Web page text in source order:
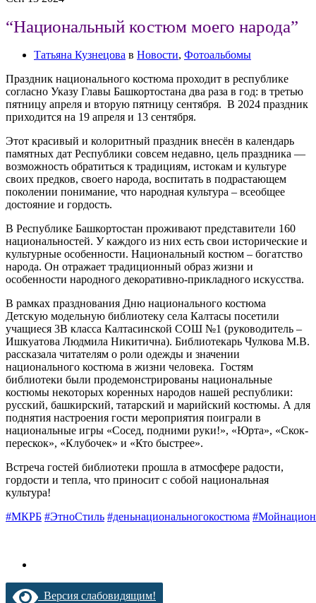
“Национальный костюм моего народа”
Татьяна Кузнецова в Новости, Фотоальбомы
Праздник национального костюма проходит в республике
согласно Указу Главы Башкортостана два раза в год: в третью
пятницу апреля и вторую пятницу сентября. В 2024 праздник
приходится на 19 апреля и 13 сентября.
Этот красивый и колоритный праздник внесён в календарь
памятных дат Республики совсем недавно, цель праздника —
возможность обратиться к традициям, истокам и культуре
своих предков, своего народа, воспитать в подрастающем
поколении понимание, что народная культура – всеобщее
достояние и гордость.
В Республике Башкортостан проживают представители 160
национальностей. У каждого из них есть свои исторические и
культурные особенности. Национальный костюм – богатство
народа. Он отражает традиционный образ жизни и
особенности народного декоративно-прикладного искусства.
В рамках празднования Дню национального костюма
Детскую модельную библиотеку села Калтасы посетили
учащиеся 3В класса Калтасинской СОШ №1 (руководитель –
Ишкуатова Людмила Никитична). Библиотекарь Чулкова М.В.
рассказала читателям о роли одежды и значении
национального костюма в жизни человека. Гостям
библиотеки были продемонстрированы национальные
костюмы некоторых коренных народов нашей республики:
русский, башкирский, татарский и марийский костюмы. А для
поднятия настроения гости мероприятия поиграли в
национальные игры «Сосед, подними руки!», «Юрта», «Скок-
перескок», «Клубочек» и «Кто быстрее».
Встреча гостей библиотеки прошла в атмосфере радости,
гордости и тепла, что приносит с собой национальная
культура!
#МКРБ #ЭтноСтиль #деньнациональногокостюма
Версия слабовидящим!